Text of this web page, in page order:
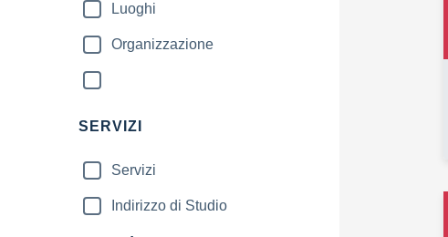
Luoghi
Organizzazione
SERVIZI
Servizi
Indirizzo di Studio